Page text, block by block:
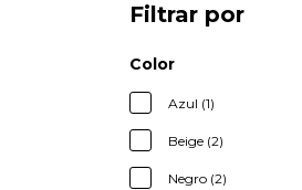
Filtrar por
Color
Azul (1)
Beige (2)
Negro (2)